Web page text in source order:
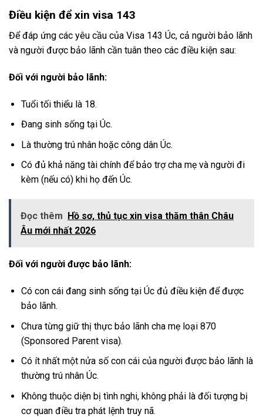
Điều kiện để xin visa 143
Để đáp ứng các yêu cầu của Visa 143 Úc, cả người bảo lãnh
và người được bảo lãnh cần tuân theo các điều kiện sau:
Đối với người bảo lãnh:
Tuổi tối thiểu là 18.
Đang sinh sống tại Úc.
Là thường trú nhân hoặc công dân Úc.
Có đủ khả năng tài chính để bảo trợ cha mẹ và người đi
kèm (nếu có) khi họ đến Úc.
Đọc thêm
Hồ sơ, thủ tục xin visa thăm thân Châu
Âu mới nhất 2026
Đối với người được bảo lãnh:
Có con cái đang sinh sống tại Úc đủ điều kiện để được
bảo lãnh.
Chưa từng giữ thị thực bảo lãnh cha mẹ loại 870
(Sponsored Parent visa).
Có ít nhất một nửa số con cái của người được bảo lãnh là
thường trú nhân Úc.
Không thuộc diện bị tình nghi, không phải là đối tượng bị
cơ quan điều tra phát lệnh truy nã.